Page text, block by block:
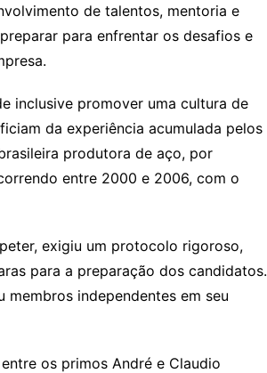
de talentos, mentoria e
para enfrentar os desafios e
inclusive promover uma cultura de
da experiência acumulada pelos
produtora de aço, por
entre 2000 e 2006, com o
exigiu um protocolo rigoroso,
para a preparação dos candidatos.
independentes em seu
os primos André e Claudio